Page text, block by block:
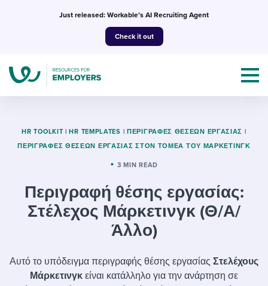
Just released: Workable’s AI Recruiting Agent
Check it out
Topics
I NEED HELP WITH...
Evaluating candidates
Templates & Guides
Job description templates
I’m a jobseeker
I WANT TO LEARN ABOUT...
Workable customer stories
HR TOOLKIT | HR TEMPLATES | ΠΕΡΙΓΡΑΦΈΣ ΘΈΣΕΩΝ ΕΡΓΑΣΊΑΣ |
ΠΕΡΙΓΡΑΦΈΣ ΘΈΣΕΩΝ ΕΡΓΑΣΊΑΣ ΣΤΟΝ ΤΟΜΈΑ ΤΟΥ ΜΆΡΚΕΤΙΝΓΚ
3 MIN READ
Περιγραφή θέσης εργασίας:
Στέλεχος Μάρκετινγκ (Θ/Α/
Άλλο)
Αυτό το υπόδειγμα περιγραφής θέσης εργασίας Στελέχους
Μάρκετινγκ είναι κατάλληλο για την ανάρτηση σε